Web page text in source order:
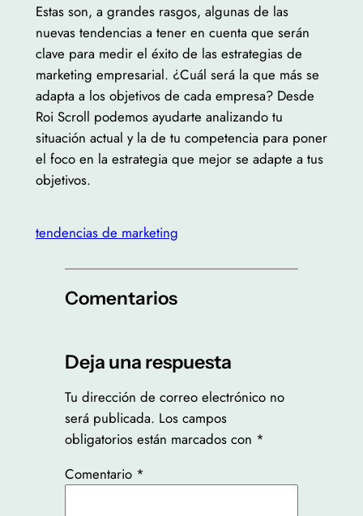
Estas son, a grandes rasgos, algunas de las
nuevas tendencias a tener en cuenta que serán
clave para medir el éxito de las estrategias de
marketing empresarial. ¿Cuál será la que más se
adapta a los objetivos de cada empresa? Desde
Roi Scroll podemos ayudarte analizando tu
situación actual y la de tu competencia para poner
el foco en la estrategia que mejor se adapte a tus
objetivos.
tendencias de marketing
Comentarios
Deja una respuesta
Tu dirección de correo electrónico no
será publicada. Los campos
obligatorios están marcados con *
Comentario *